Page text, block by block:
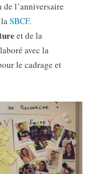
de l’anniversaire
laSBCF.
et de la
avec la
le cadrage et